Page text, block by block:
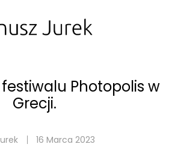
Photopolis w
Grecji.
16 Marca 2023